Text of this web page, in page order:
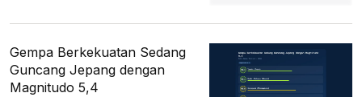
Gempa Berkekuatan Sedang
Guncang Jepang dengan
Magnitudo 5,4